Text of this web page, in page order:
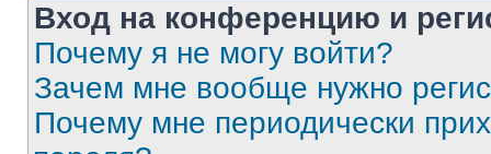
Вход на конференцию и
Почему я не могу войти?
Зачем мне вообще нужно
Почему мне периодически